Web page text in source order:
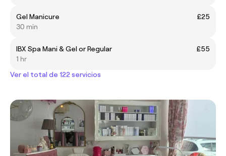
Gel Manicure
£25
30 min
IBX Spa Mani & Gel or Regular
£55
1 hr
Ver el total de 122 servicios